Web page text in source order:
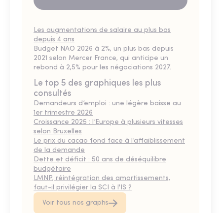
Les augmentations de salaire au plus bas
depuis 4 ans
Budget NAO 2026 à 2%, un plus bas depuis
2021 selon Mercer France, qui anticipe un
rebond à 2,5% pour les négociations 2027.
Le top 5 des graphiques les plus
consultés
Demandeurs d’emploi : une légère baisse au
1er trimestre 2026
Croissance 2025 : l’Europe à plusieurs vitesses
selon Bruxelles
Le prix du cacao fond face à l’affaiblissement
de la demande
Dette et déficit : 50 ans de déséquilibre
budgétaire
LMNP, réintégration des amortissements,
faut-il privilégier la SCI à l'IS ?
Voir tous nos graphs